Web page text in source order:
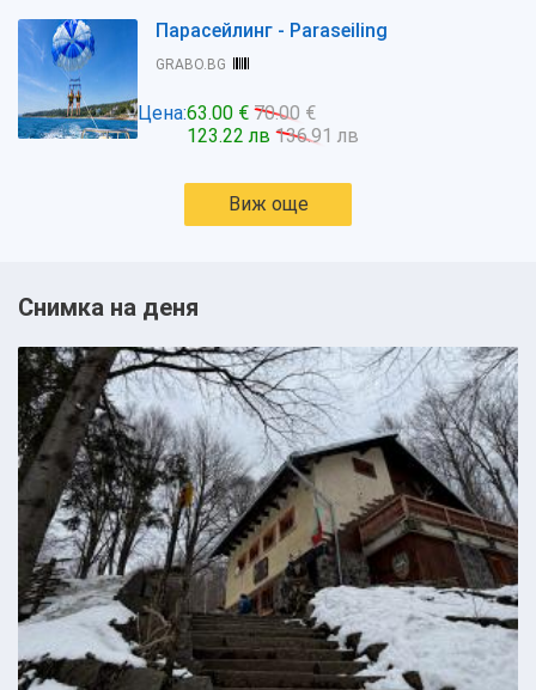
Парасейлинг - Paraseiling
GRABO.BG
Цена:63.00 € 70.00 €
123.22 лв 136.91 лв
Виж още
Снимка на деня